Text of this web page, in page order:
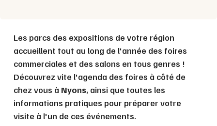
Les parcs des expositions de votre région
accueillent tout au long de l'année des foires
commerciales et des salons en tous genres !
Découvrez vite l'agenda des foires à côté de
chez vous à Nyons, ainsi que toutes les
informations pratiques pour préparer votre
visite à l'un de ces événements.